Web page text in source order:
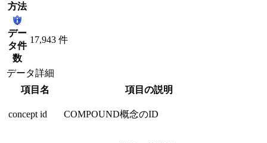
方法
デー
タ件
数
17,943 件
データ詳細
項目名
項目の説明
concept id COMPOUND概念のID